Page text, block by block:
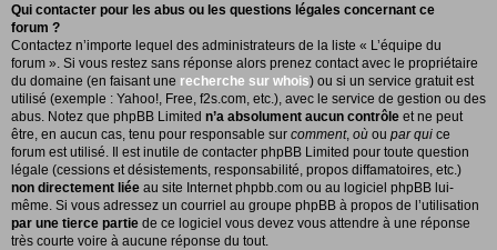
Qui contacter pour les abus ou les questions légales concernant ce
forum ?
Contactez n’importe lequel des administrateurs de la liste « L’équipe du
forum ». Si vous restez sans réponse alors prenez contact avec le propriétaire
du domaine (en faisant une recherche sur whois) ou si un service gratuit est
utilisé (exemple : Yahoo!, Free, f2s.com, etc.), avec le service de gestion ou des
abus. Notez que phpBB Limited n’a absolument aucun contrôle et ne peut
être, en aucun cas, tenu pour responsable sur comment, où ou par qui ce
forum est utilisé. Il est inutile de contacter phpBB Limited pour toute question
légale (cessions et désistements, responsabilité, propos diffamatoires, etc.)
non directement liée au site Internet phpbb.com ou au logiciel phpBB lui-
même. Si vous adressez un courriel au groupe phpBB à propos de l’utilisation
par une tierce partie de ce logiciel vous devez vous attendre à une réponse
très courte voire à aucune réponse du tout.